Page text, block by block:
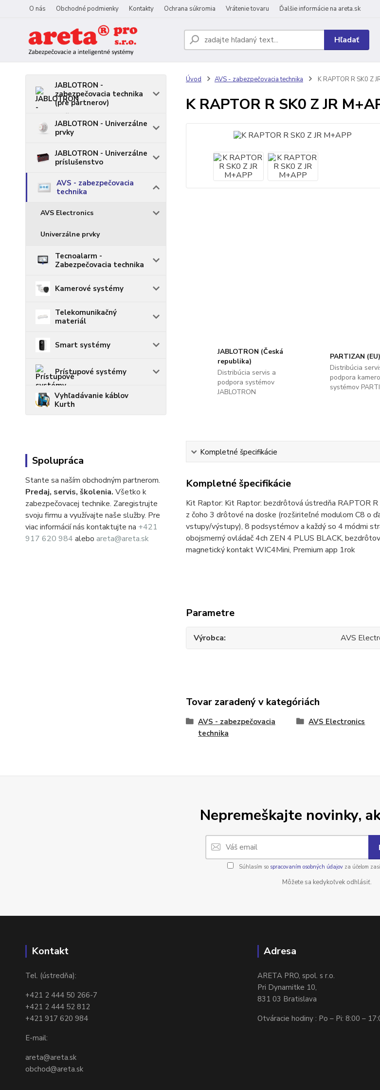
O nás Obchodné podmienky Kontakty Ochrana súkromia Vrátenie tovaru Ďalšie informácie na areta.sk
Hľadať
JABLOTRON -
zabezpečovacia technika
(pre partnerov)
JABLOTRON - Univerzálne
prvky
JABLOTRON - Univerzálne
príslušenstvo
AVS - zabezpečovacia
technika
AVS Electronics
Univerzálne prvky
Tecnoalarm -
Zabezpečovacia technika
Kamerové systémy
Telekomunikačný
materiál
Smart systémy
Prístupové systémy
Vyhľadávanie káblov
Kurth
Spolupráca
Stante sa naším obchodným partnerom.
Predaj, servis, školenia. Všetko k
zabezpečovacej technike. Zaregistrujte
svoju firmu a využívajte naše služby. Pre
viac informácií nás kontaktujte na +421
917 620 984 alebo areta@areta.sk
Úvod AVS - zabezpečovacia technika K RAPTOR R SK0 Z
K RAPTOR R SK0 Z JR
JABLOTRON (Česká
republika)
Distribúcia servis a
podpora systémov
JABLOTRON
PARTIZAN (EU)
Distribúcia
podpora
systémov
Kompletné špecifikácie
Kompletné špecifikácie
Kit Raptor: Kit Raptor: bezdrôtová ústredňa RAPTOR
z čoho 3 drôtové na doske (rozširiteľné modulom C8 o
vstupy/výstupy), 8 podsystémov a každý so 4 módmi
obojsmerný ovládač 4ch ZEN 4 PLUS BLACK,
magnetický kontakt WIC4Mini, Premium app 1rok
Parametre
Výrobca AVS
Tovar zaradený v kategóriách
AVS - zabezpečovacia
technika
AVS Electronics
Nepremeškajte novinky,
Súhlasím so spracovaním osobných údajovza účelom
Môžete sa kedykoľvek odhlásiť.
Kontakt
Tel. (ústredňa):
+421 2 444 50 266-7
+421 2 444 52 812
+421 917 620 984
E-mail:
areta@areta.sk
obchod@areta.sk
Adresa
ARETA PRO, spol. s r.o.
Pri Dynamitke 10,
831 03 Bratislava
Otváracie hodiny : Po – Pi: 8:00 –